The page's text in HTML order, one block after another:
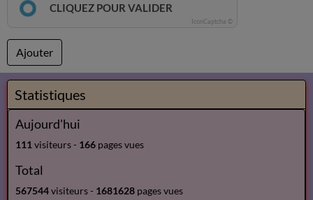
CLIQUEZ POUR VALIDER
IconCaptcha ©
Ajouter
Statistiques
Aujourd'hui
111 visiteurs - 166 pages vues
Total
567544visiteurs - 1681628 pages vues